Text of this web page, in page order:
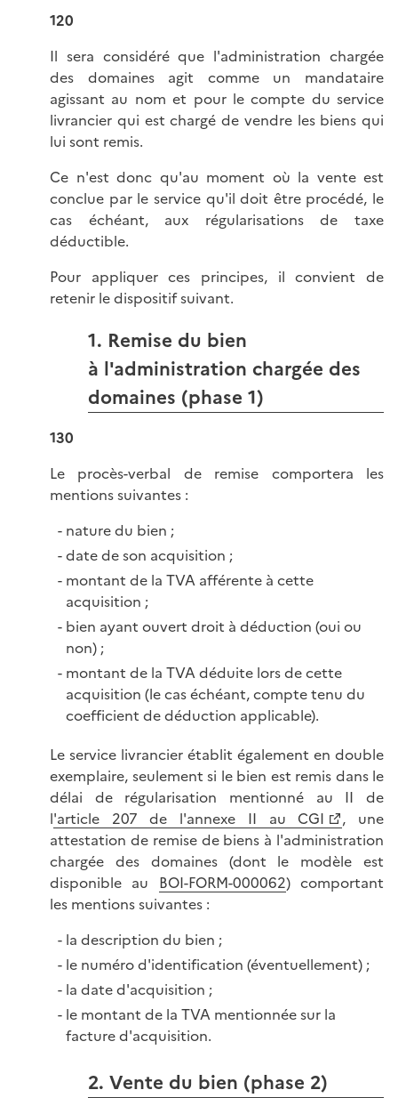
120
Il sera considéré que l'administration chargée
des domaines agit comme un mandataire
agissant au nom et pour le compte du service
livrancier qui est chargé de vendre les biens qui
lui sont remis.
Ce n'est donc qu'au moment où la vente est
conclue par le service qu'il doit être procédé, le
cas échéant, aux régularisations de taxe
déductible.
Pour appliquer ces principes, il convient de
retenir le dispositif suivant.
1. Remise du bien
à l'administration chargée des
domaines (phase 1)
130
Le procès-verbal de remise comportera les
mentions suivantes :
nature du bien ;
date de son acquisition ;
montant de la TVA afférente à cette
acquisition ;
bien ayant ouvert droit à déduction (oui ou
non) ;
montant de la TVA déduite lors de cette
acquisition (le cas échéant, compte tenu du
coefficient de déduction applicable).
Le service livrancier établit également en double
exemplaire, seulement si le bien est remis dans le
délai de régularisation mentionné au II de
l'article 207 de l'annexe II au CGI
, une
attestation de remise de biens à l'administration
chargée des domaines (dont le modèle est
disponible au BOI-FORM-000062) comportant
les mentions suivantes :
la description du bien ;
le numéro d'identification (éventuellement) ;
la date d'acquisition ;
le montant de la TVA mentionnée sur la
facture d'acquisition.
2. Vente du bien (phase 2)